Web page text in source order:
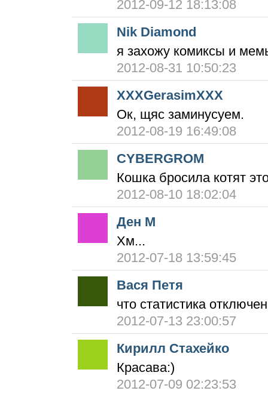
2012-09-12 18:13:08
Nik Diamond
я захожу комиксы и
2012-08-31 10:50:23
XXXGerasimXXX
Ок, щяс заминусуем.
2012-08-19 16:49:08
CYBERGROM
Кошка бросила котят
2012-08-10 18:02:04
Ден М
Хм...
2012-07-18 13:59:45
Вася Петя
что статистика
2012-07-13 23:00:57
Кирилл Стахейко
Красава:)
2012-07-09 02:23:53